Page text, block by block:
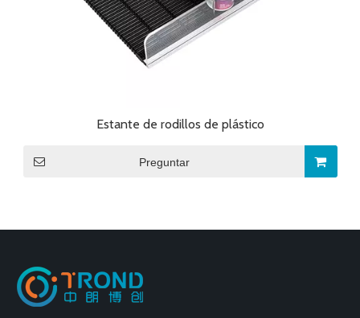
Estante de rodillos de plástico
Preguntar